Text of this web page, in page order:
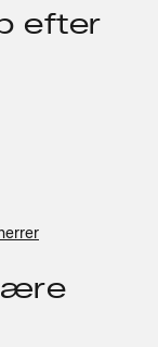
efter